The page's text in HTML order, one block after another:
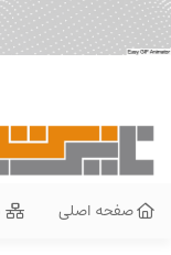
صفحه اصلی